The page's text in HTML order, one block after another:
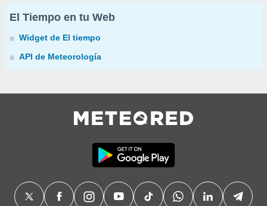
El Tiempo en tu Web
Widget de El tiempo
API de Meteorología